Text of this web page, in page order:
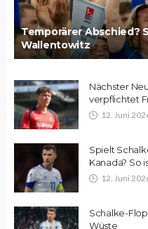
Temporärer Abschied?
Wallentowitz
Nächster
verpflichtet
12. Juni
Spielt
Kanada? So
12. Juni
Schalke-
Wüste